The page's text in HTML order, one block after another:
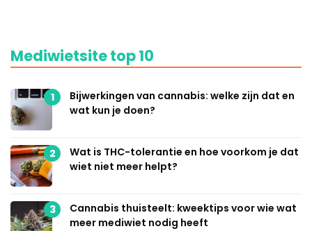
Mediwietsite top 10
1
Bijwerkingen van cannabis: welke zijn dat en
wat kun je doen?
2
Wat is THC-tolerantie en hoe voorkom je dat
wiet niet meer helpt?
3
Cannabis thuisteelt: kweektips voor wie wat
meer mediwiet nodig heeft